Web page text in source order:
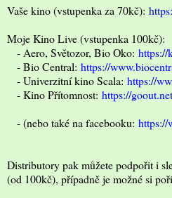
Vaše kino (vstupenka za 70kč):
Moje Kino Live (vstupenka 100kč):
- Aero, Světozor, Bio Oko: https://
- Bio Central: https://
- Univerzitní kino Scala: https://
- Kino Přítomnost: https://
- (nebo také na facebooku: https://
Distributory pak můžete podpořit i
(od 100kč), případně je možné si